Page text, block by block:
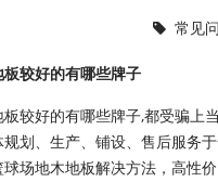
常见
较好的有哪些牌子
好的有哪些牌子,都受骗上
划、生产、铺设、售后服务
场地木地板解决方法，高性